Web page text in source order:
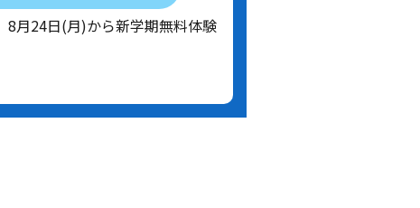
8月24日(月)から新学期無料体験